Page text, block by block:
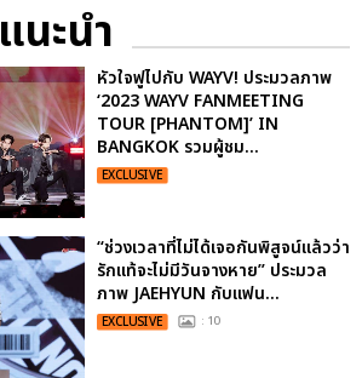
แนะนำ
หัวใจฟูไปกับ WAYV! ประมวลภาพ
‘2023 WAYV FANMEETING
TOUR [PHANTOM]’ IN
BANGKOK รวมผู้ชม...
EXCLUSIVE
“ช่วงเวลาที่ไม่ได้เจอกันพิสูจน์แล้วว่า
รักแท้จะไม่มีวันจางหาย” ประมวล
ภาพ JAEHYUN กับแฟน...
EXCLUSIVE : 10